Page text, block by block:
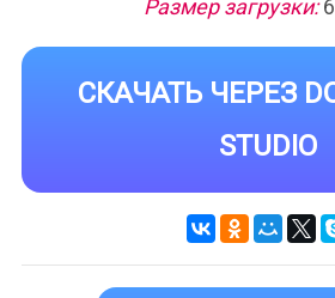
Размер загрузки:
СКАЧАТЬ ЧЕРЕЗ
STUDIO